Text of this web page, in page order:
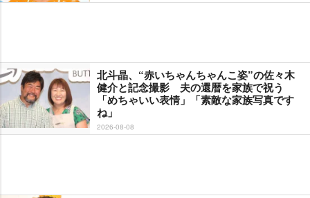
北斗晶、“赤いちゃんちゃんこ姿”の佐々木
健介と記念撮影 夫の還暦を家族で祝う
「めちゃいい表情」「素敵な家族写真です
ね」
2026-08-08